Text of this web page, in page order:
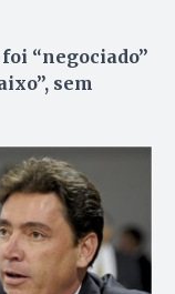
“negociado”
sem